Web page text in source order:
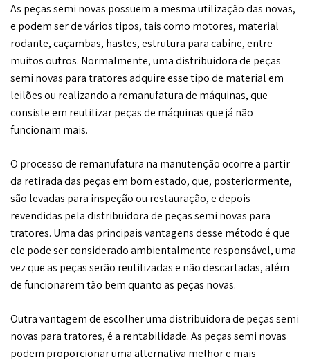
As peças semi novas possuem a mesma utilização das novas,
e podem ser de vários tipos, tais como motores, material
rodante, caçambas, hastes, estrutura para cabine, entre
muitos outros. Normalmente, uma distribuidora de peças
semi novas para tratores adquire esse tipo de material em
leilões ou realizando a remanufatura de máquinas, que
consiste em reutilizar peças de máquinas que já não
funcionam mais.
O processo de remanufatura na manutenção ocorre a partir
da retirada das peças em bom estado, que, posteriormente,
são levadas para inspeção ou restauração, e depois
revendidas pela distribuidora de peças semi novas para
tratores. Uma das principais vantagens desse método é que
ele pode ser considerado ambientalmente responsável, uma
vez que as peças serão reutilizadas e não descartadas, além
de funcionarem tão bem quanto as peças novas.
Outra vantagem de escolher uma distribuidora de peças semi
novas para tratores, é a rentabilidade. As peças semi novas
podem proporcionar uma alternativa melhor e mais